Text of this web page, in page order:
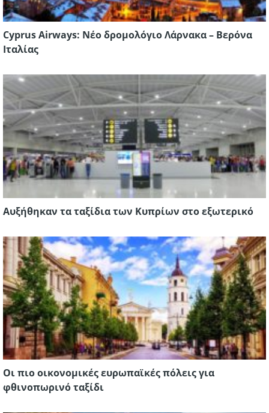
Cyprus Airways: Νέο δρομολόγιο Λάρνακα – Βερόνα
Ιταλίας
Αυξήθηκαν τα ταξίδια των Κυπρίων στο εξωτερικό
Οι πιο οικονομικές ευρωπαϊκές πόλεις για
φθινοπωρινό ταξίδι